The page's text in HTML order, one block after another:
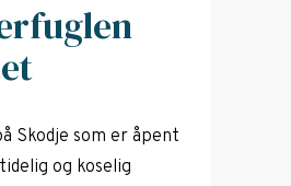
Skodje som er åpent
og koselig